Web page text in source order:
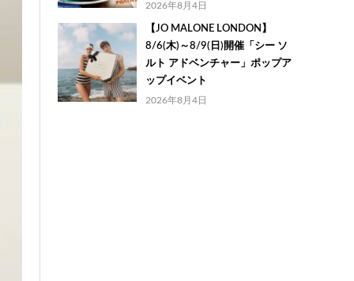
2026年8月4日
【JO MALONE LONDON】
8/6(木)～8/9(日)開催「シー ソ
ルト アドベンチャー」ポップア
ップイベント
2026年8月4日